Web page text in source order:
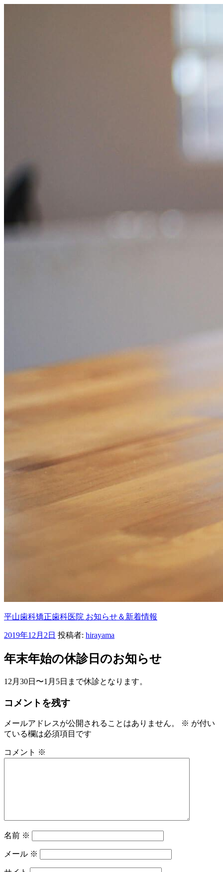
平山歯科矯正歯科医院 お知らせ＆新着情報
投
日:
2019年12月2日 投稿者: hirayama
年末年始の休診日のお知らせ
12月30日〜1月5日まで休診となります。
コメントを残す
メールアドレスが公開されることはありません。 ※ が付い
ている欄は必須項目です
コメント ※
名前 ※
メール ※